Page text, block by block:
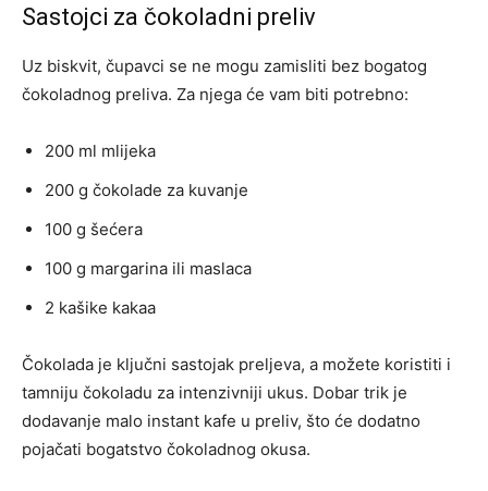
Sastojci za čokoladni preliv
Uz biskvit, čupavci se ne mogu zamisliti bez bogatog
čokoladnog preliva. Za njega će vam biti potrebno:
200 ml mlijeka
200 g čokolade za kuvanje
100 g šećera
100 g margarina ili maslaca
2 kašike kakaa
Čokolada je ključni sastojak preljeva, a možete koristiti i
tamniju čokoladu za intenzivniji ukus. Dobar trik je
dodavanje malo instant kafe u preliv, što će dodatno
pojačati bogatstvo čokoladnog okusa.